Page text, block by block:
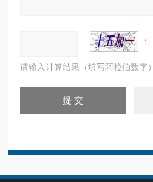
请输入计算结果（填写阿拉伯数字